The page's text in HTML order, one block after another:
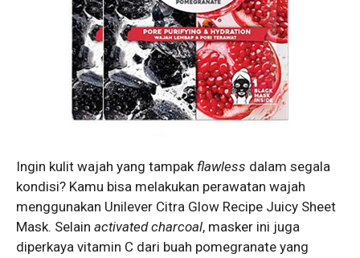
Ingin kulit wajah yang tampak flawless dalam segala
kondisi? Kamu bisa melakukan perawatan wajah
menggunakan Unilever Citra Glow Recipe Juicy Sheet
Mask. Selain activated charcoal, masker ini juga
diperkaya vitamin C dari buah pomegranate yang